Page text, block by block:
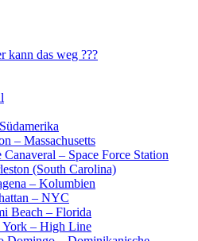
kann das weg ???
– Massachusetts
Canaveral – Space Force Station
(South Carolina)
– Kolumbien
– NYC
Beach – Florida
York – High Line